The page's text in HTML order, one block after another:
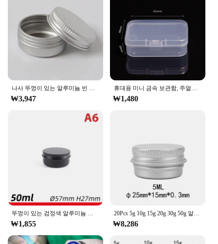
나사 뚜껑이 있는 알루미늄 빈 실버 캔, 금속 둥근 주석, 양초 립스틱, 10g/세트
₩3,947
휴대용 미니 금속 보관함, 주얼리 키 동전, 화이트 티 박스, 웨딩 캔디 보관함, 양철 정리함 선물
₩1,480
뚜껑이 있는 검정색 알루미늄 캔, 둥근 주석 상자, 금속 알약 캔, 크림 연고 항아리, 밤 왁스 화장품 보관 용기, 15-250ml
₩1,855
20Pcs 5g 10g 15g 20g 30g 50g 알루미늄 주석 항아리 금속 저장 상자 둥근 양초 향미료 깡통 나사 뚜껑 콘테이너 화장품을 가진 깡통
₩8,286